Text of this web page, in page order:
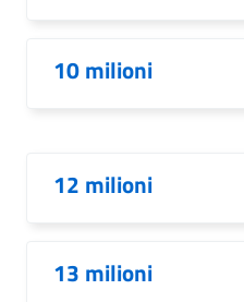
10 milioni
12 milioni
13 milioni